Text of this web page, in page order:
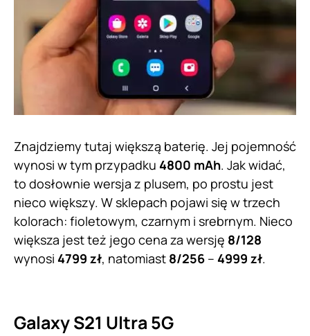
Znajdziemy tutaj większą baterię. Jej pojemność
wynosi w tym przypadku 4800 mAh. Jak widać,
to dosłownie wersja z plusem, po prostu jest
nieco większy. W sklepach pojawi się w trzech
kolorach: fioletowym, czarnym i srebrnym. Nieco
większa jest też jego cena za wersję 8/128
wynosi 4799 zł, natomiast 8/256 – 4999 zł.
Galaxy S21 Ultra 5G